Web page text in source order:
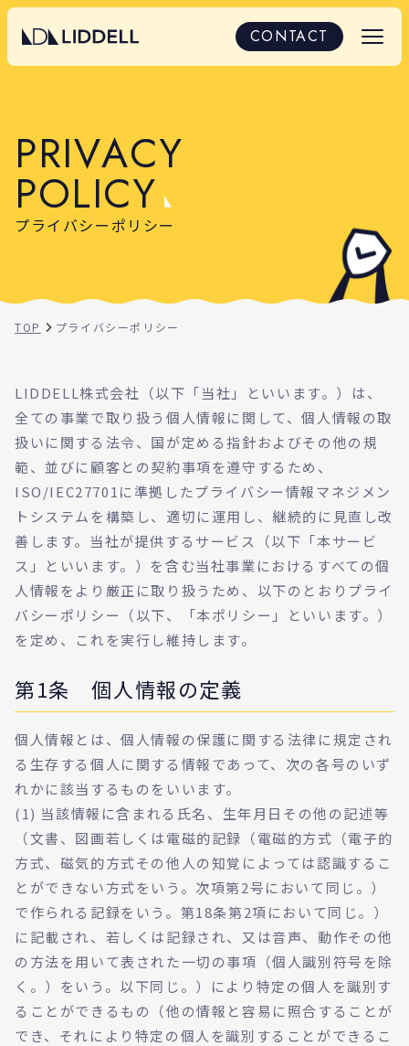
CONTACT
プライバシーポリシー
PRIVACY
POLICY
プライバシーポリシー
TOP プライバシーポリシー
LIDDELL株式会社（以下「当社」といいます。）は、
全ての事業で取り扱う個人情報に関して、個人情報の取
扱いに関する法令、国が定める指針およびその他の規
範、並びに顧客との契約事項を遵守するため、
ISO/IEC27701に準拠したプライバシー情報マネジメン
トシステムを構築し、適切に運用し、継続的に見直し改
善します。当社が提供するサービス（以下「本サービ
ス」といいます。）を含む当社事業におけるすべての個
人情報をより厳正に取り扱うため、以下のとおりプライ
バシーポリシー（以下、「本ポリシー」といいます。）
を定め、これを実行し維持します。
第1条 個人情報の定義
個人情報とは、個人情報の保護に関する法律に規定され
る生存する個人に関する情報であって、次の各号のいず
れかに該当するものをいいます。
(1) 当該情報に含まれる氏名、生年月日その他の記述等
（文書、図画若しくは電磁的記録（電磁的方式（電子的
方式、磁気的方式その他人の知覚によっては認識するこ
とができない方式をいう。次項第2号において同じ。）
で作られる記録をいう。第18条第2項において同じ。）
に記載され、若しくは記録され、又は音声、動作その他
の方法を用いて表された一切の事項（個人識別符号を除
く。）をいう。以下同じ。）により特定の個人を識別す
ることができるもの（他の情報と容易に照合することが
でき、それにより特定の個人を識別することができるこ